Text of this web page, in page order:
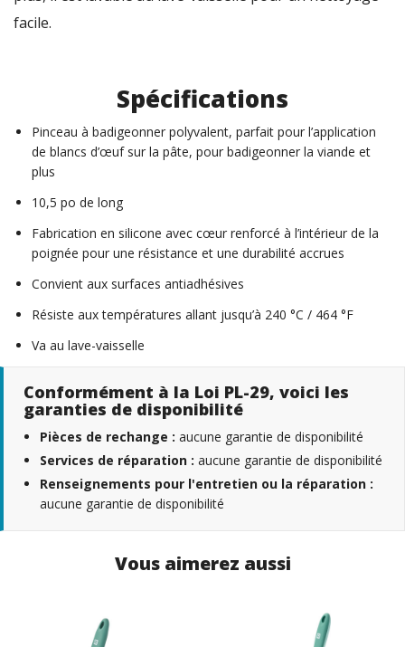
facile.
Spécifications
Pinceau à badigeonner polyvalent, parfait pour l’application
de blancs d’œuf sur la pâte, pour badigeonner la viande et
plus
10,5 po de long
Fabrication en silicone avec cœur renforcé à l’intérieur de la
poignée pour une résistance et une durabilité accrues
Convient aux surfaces antiadhésives
Résiste aux températures allant jusqu’à 240 °C / 464 °F
Va au lave-vaisselle
Conformément à la Loi PL-29, voici les
garanties de disponibilité
Pièces de rechange : aucune garantie de disponibilité
Services de réparation : aucune garantie de disponibilité
Renseignements pour l'entretien ou la réparation :
aucune garantie de disponibilité
Vous aimerez aussi